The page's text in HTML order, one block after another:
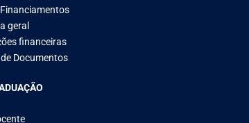
geral
financeiras
Documentos